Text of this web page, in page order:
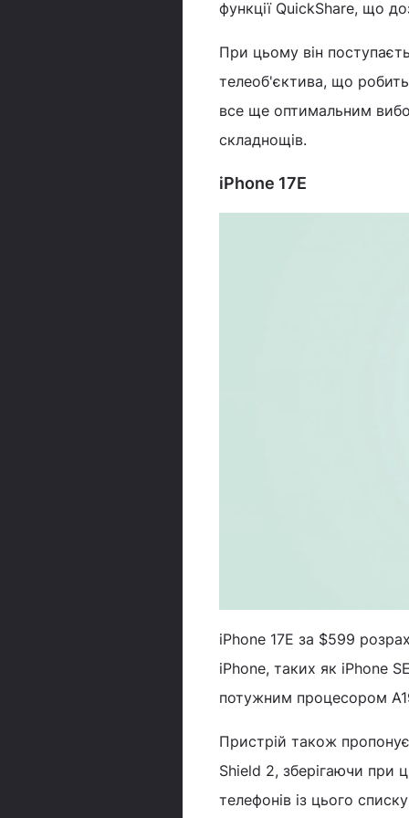
функції QuickShare, що
При цьому він
телеоб'єктива, що
все ще оптимальним
складнощів.
iPhone 17E
iPhone 17E за $599
iPhone, таких як iPhone
потужним процесором
Пристрій також
Shield 2, зберігаючи при
телефонів із цього